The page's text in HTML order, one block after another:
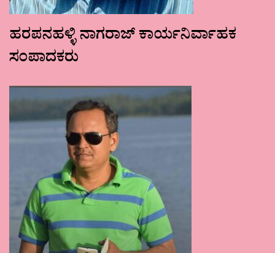
ಹರಪನಹಳ್ಳಿ ನಾಗರಾಜ್ ಕಾರ್ಯನಿರ್ವಾಹಕ
ಸಂಪಾದಕರು